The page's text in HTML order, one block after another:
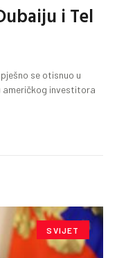
i Tel
se otisnuo u
američkog investitora
SVIJET